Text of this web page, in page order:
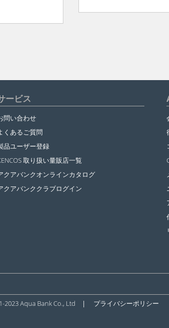
ービス
問い合わせ
くあるご質問
品ユーザー登録
取り扱い量販店一覧
クアバンクオンラインカタログ
クアバンククラブログイン
2023 Aqua Bank Co., Ltd | プライバシーポリシー